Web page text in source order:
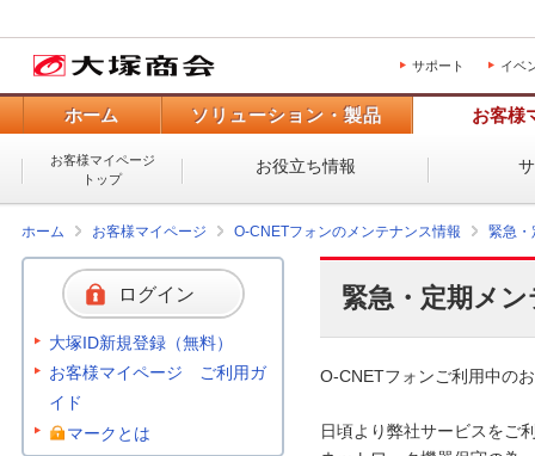
サポート イベ
ホーム ソリューション・製品 お客様
お客様マイページ
トップ
お役立ち情報
ホーム お客様マイページ O-CNETフォンのメンテナンス情報 緊急・
緊急・定期メ
O-CNETフォンご利用中の
日頃より弊社サービスをご
ログイン
大塚ID新規登録（無料）
お客様マイページ ご利用ガ
イド
マークとは